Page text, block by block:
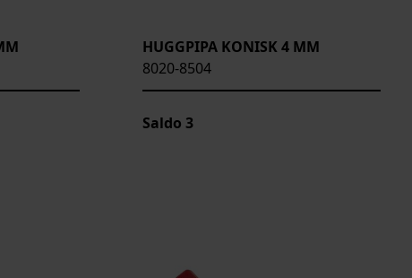
HUGGPIPA KONISK 4 MM
8020-8504
Saldo 3